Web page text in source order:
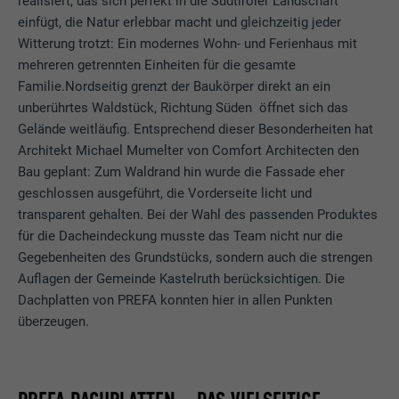
einfügt, die Natur erlebbar macht und gleichzeitig jeder
Witterung trotzt: Ein modernes Wohn- und Ferienhaus mit
mehreren getrennten Einheiten für die gesamte
Familie.Nordseitig grenzt der Baukörper direkt an ein
unberührtes Waldstück, Richtung Süden öffnet sich das
Gelände weitläufig. Entsprechend dieser Besonderheiten hat
Architekt Michael Mumelter von Comfort Architecten den
Bau geplant: Zum Waldrand hin wurde die Fassade eher
geschlossen ausgeführt, die Vorderseite licht und
transparent gehalten. Bei der Wahl des passenden Produktes
für die Dacheindeckung musste das Team nicht nur die
Gegebenheiten des Grundstücks, sondern auch die strengen
Auflagen der Gemeinde Kastelruth berücksichtigen. Die
Dachplatten von PREFA konnten hier in allen Punkten
überzeugen.